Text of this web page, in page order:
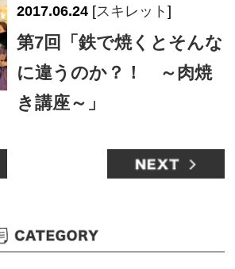
2017.06.24 [スキレット]
第7回「鉄で焼くとそんな
に違うのか？！ ～肉焼
き講座～」